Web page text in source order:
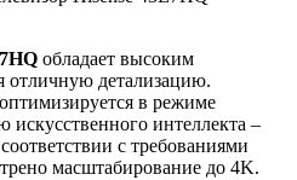
обладает высоким
отличную детализацию.
в режиме
интеллекта –
с требованиями
масштабирование до 4K.